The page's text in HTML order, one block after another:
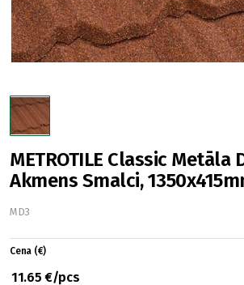
METROTILE Classic Metāla
Akmens Smalci,
MD3
Cena (€)
11.65 €/pcs